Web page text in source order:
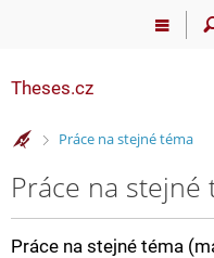
Theses.cz
>Práce na stejné téma
Práce na stejné
Práce na stejné téma